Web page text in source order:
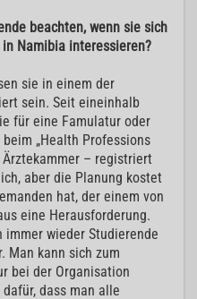
beachten, wenn sie sich
Namibia interessieren?
sie in einem der
sein. Seit eineinhalb
für eine Famulatur oder
„Health Professions
– registriert
aber die Planung kostet
hat, der einem von
eine Herausforderung.
wieder Studierende
Man kann sich zum
bei der Organisation
dass man alle